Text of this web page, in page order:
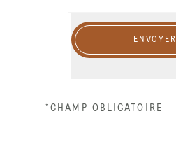
ENVOYER
*CHAMP OBLIGATOIRE